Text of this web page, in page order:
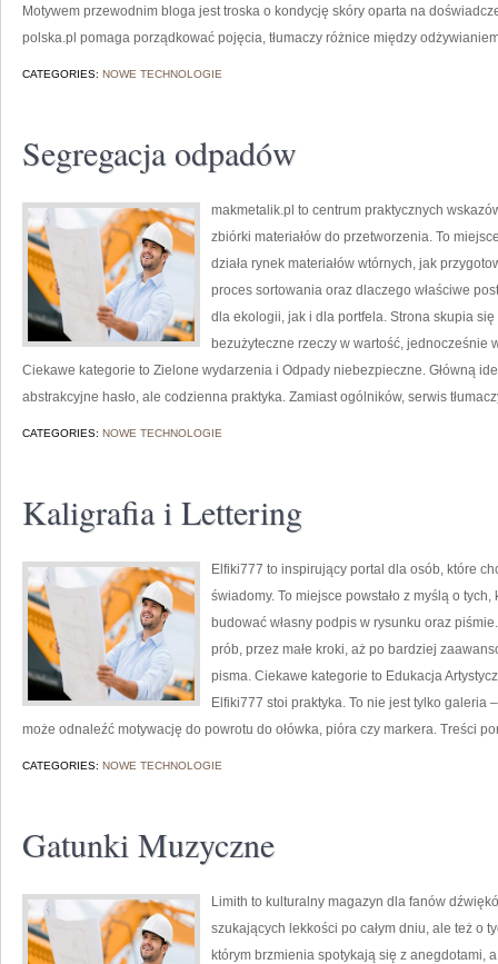
Motywem przewodnim bloga jest troska o kondycję skóry oparta na
polska.pl pomaga porządkować pojęcia, tłumaczy różnice między
CATEGORIES: NOWE TECHNOLOGIE
Segregacja odpadów
makmetalik.pl to centrum praktycznych
zbiórki materiałów do przetworzenia. To
działa rynek materiałów wtórnych, jak
proces sortowania oraz dlaczego właściwe
dla ekologii, jak i dla portfela. Strona skupia
bezużyteczne rzeczy w wartość,
Ciekawe kategorie to Zielone wydarzenia i Odpady niebezpieczne. Główną
abstrakcyjne hasło, ale codzienna praktyka. Zamiast ogólników, serwis
CATEGORIES: NOWE TECHNOLOGIE
Kaligrafia i Lettering
Elfiki777 to inspirujący portal dla osób, które
świadomy. To miejsce powstało z myślą o
budować własny podpis w rysunku oraz
prób, przez małe kroki, aż po bardziej
pisma. Ciekawe kategorie to Edukacja
Elfiki777 stoi praktyka. To nie jest tylko galeria
może odnaleźć motywację do powrotu do ołówka, pióra czy markera. Treści
CATEGORIES: NOWE TECHNOLOGIE
Gatunki Muzyczne
Limith to kulturalny magazyn dla fanów
szukających lekkości po całym dniu, ale też o
którym brzmienia spotykają się z anegdotami,